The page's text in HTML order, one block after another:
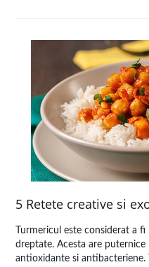
5 Retete creative si
Turmericul este considerat a
dreptate. Acesta are
antioxidante si